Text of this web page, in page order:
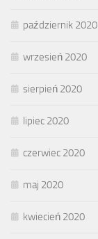
październik 2020
wrzesień 2020
sierpień 2020
lipiec 2020
czerwiec 2020
maj 2020
kwiecień 2020